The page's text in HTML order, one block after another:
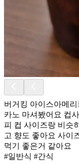
버거킹 아이스아메
카노 마셔봤어요 컵
피 컵 사이즈랑 비슷
고 향도 좋아요 사이
먹기 좋은거 같아요
#일반식 #간식